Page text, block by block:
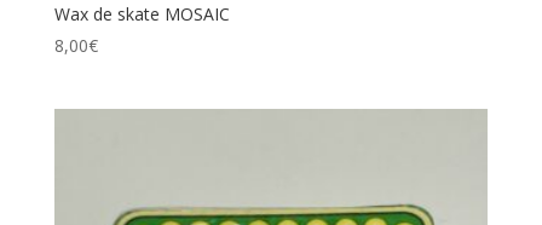
Wax de skate MOSAIC
8,00€